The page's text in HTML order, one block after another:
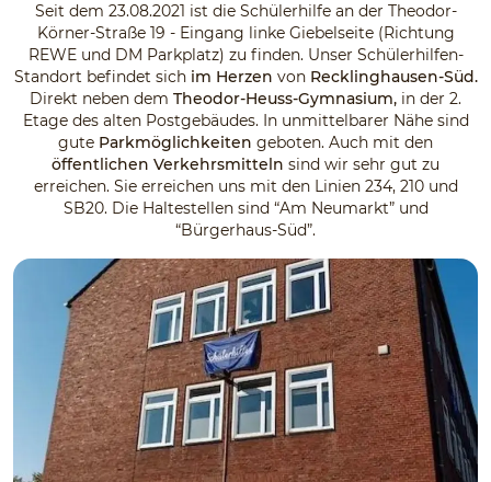
Seit dem 23.08.2021 ist die Schülerhilfe an der Theodor-
Körner-Straße 19 - Eingang linke Giebelseite (Richtung
REWE und DM Parkplatz) zu finden. Unser Schülerhilfen-
Standort befindet sich im Herzen von Recklinghausen-Süd.
Direkt neben dem Theodor-Heuss-Gymnasium, in der 2.
Etage des alten Postgebäudes. In unmittelbarer Nähe sind
gute Parkmöglichkeiten geboten. Auch mit den
öffentlichen Verkehrsmitteln sind wir sehr gut zu
erreichen. Sie erreichen uns mit den Linien 234, 210 und
SB20. Die Haltestellen sind “Am Neumarkt” und
“Bürgerhaus-Süd”.